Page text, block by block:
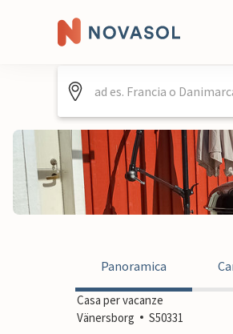
Panoramica
Casa per vacanze
Vänersborg
S50331